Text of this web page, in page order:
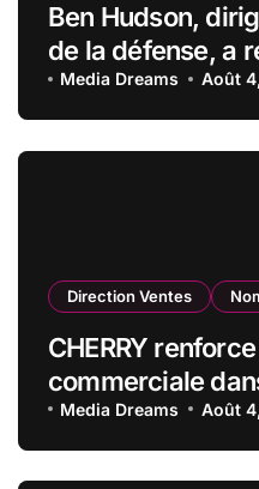
Ben Hudson,
de la défense, a
CZECHOSLOVAK
qualité de vice-
d’administration
Media Dreams Août
Direction Ventes
CHERRY
commerciale
stratégiques
Media Dreams Août